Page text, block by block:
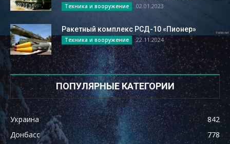
Техника и вооружение 02.01.2023
Ракетный комплекс РСД-10 «Пионер»
Техника и вооружение 22.11.2024
ПОПУЛЯРНЫЕ КАТЕГОРИИ
Украина
842
Донбасс
778